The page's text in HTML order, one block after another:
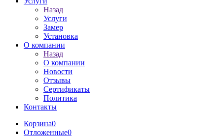
Назад
Услуги
Замер
Установка
О компании
Назад
О компании
Новости
Отзывы
Сертификаты
Политика
Контакты
Корзина0
Отложенные0